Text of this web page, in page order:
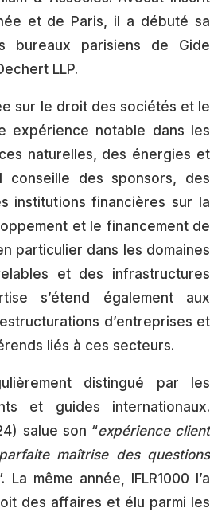
et de Paris, il a débuté sa
bureaux parisiens de Gide
LLP.
sur le droit des sociétés et le
expérience notable dans les
naturelles, des énergies et
conseille des sponsors, des
institutions financières sur la
et le financement de
particulier dans les domaines
et des infrastructures
s’étend également aux
d’entreprises et
liés à ces secteurs.
distingué par les
et guides internationaux.
salue son “expérience client
maîtrise des questions
La même année, IFLR1000 l’a
des affaires et élu parmi les